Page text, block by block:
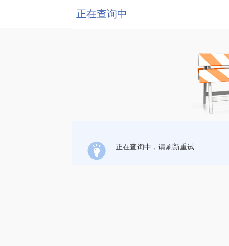
正在查询中
正在查询中，请刷新重试